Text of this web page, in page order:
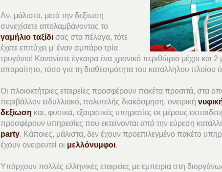
Αν, μάλιστα, μετά την δεξίωση
συνεχίσετε απολαμβάνοντας το
γαμήλιο ταξίδι σας στα πέλαγα, τότε
έχετε επιτύχει μ' έναν σμπάρο τρία
τρυγόνια! Κανονίστε έγκαιρα ένα χρονικό περιθώριο μέχρι και
απαραίτητο, τόσο για τη διαθεσιμότητα του κατάλληλου πλοίου
Οι πλοιοκτήτριες εταιρείες προσφέρουν πακέτα προσιτά, στα
περιβάλλον ειδυλλιακό, πολυτελής διακόσμηση, ονειρική
δεξίωση και, φυσικά, εξαιρετικές υπηρεσίες εκ μέρους
προσφέρουν υπηρεσίες που εκτείνονται από την εύρεση
party. Κάποιες, μάλιστα, δεν έχουν προεπιλεγμένο πακέτο
έχουν ονειρευτεί οι μελλόνυμφοι.
Υπάρχουν πολλές ελληνικές εταιρείες με εμπειρία στη